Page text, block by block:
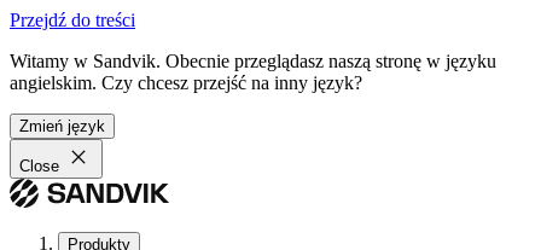
Przejdź do treści
Witamy w Sandvik. Obecnie przeglądasz naszą stronę w języku
angielskim. Czy chcesz przejść na inny język?
Zmień język
Close
Produkty